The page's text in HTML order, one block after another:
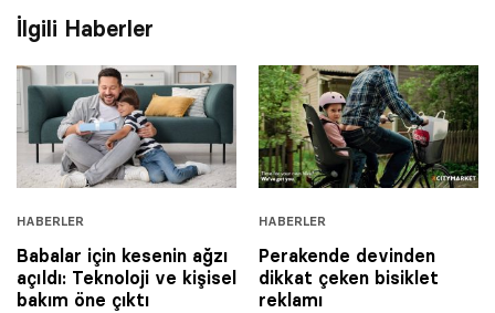
İlgili Haberler
HABERLER
Babalar için kesenin ağzı
açıldı: Teknoloji ve kişisel
bakım öne çıktı
HABERLER
Perakende devinden
dikkat çeken bisiklet
reklamı